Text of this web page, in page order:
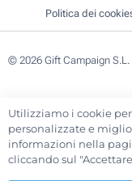
Politica dei
© 2026 Gift Campaign
Utilizziamo i cookie
personalizzate e
informazioni nella
cliccando sul